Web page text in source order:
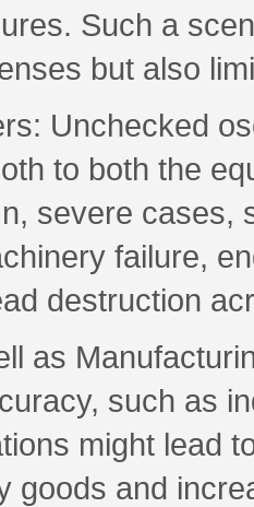
Such a
but also
Unchecked
to both the
severe cases,
failure,
destruction
as
such as
might lead
goods and